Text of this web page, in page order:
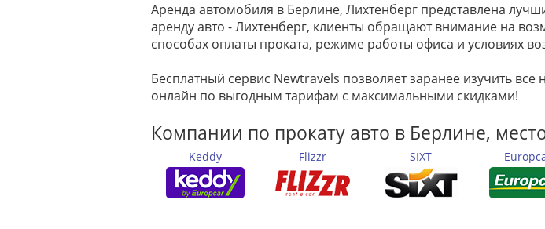
Аренда автомобиля в Берлине, Лихтенберг представлена
аренду авто - Лихтенберг, клиенты обращают внимание на
способах оплаты проката, режиме работы офиса и условиях
Бесплатный сервис Newtravels позволяет заранее изучить
онлайн по выгодным тарифам с максимальными скидками!
Компании по прокату авто в Берлине,
Keddy Flizzr SIXT